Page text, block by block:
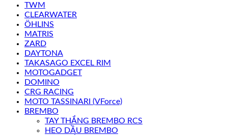
TWM
CLEARWATER
ÖHLINS
MATRIS
ZARD
DAYTONA
TAKASAGO EXCEL RIM
MOTOGADGET
DOMINO
CRG RACING
MOTO TASSINARI (VForce)
BREMBO
TAY THẮNG BREMBO RCS
HEO DẦU BREMBO